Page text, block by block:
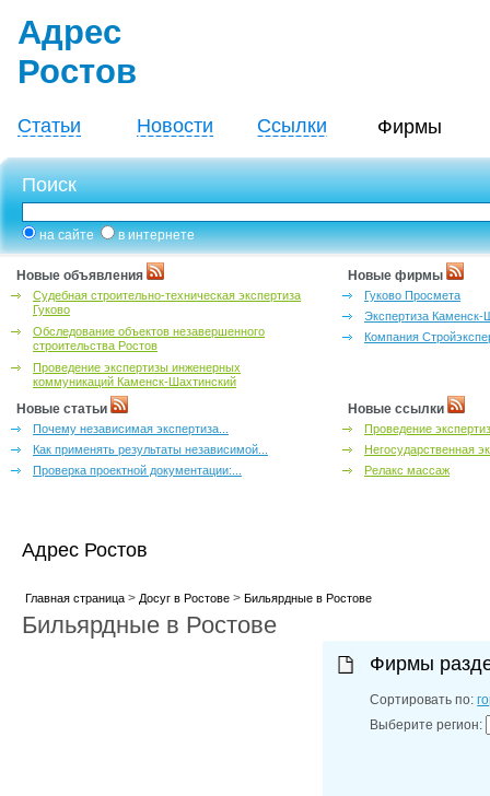
Адрес
Ростов
Статьи Новости Ссылки Фирмы
Поиск
на сайте в интернете
Новые объявления
Судебная строительно-техническая экспертиза
Гуково
Обследование объектов незавершенного
строительства Ростов
Проведение экспертизы инженерных
коммуникаций Каменск-Шахтинский
Новые фирмы
Гуково Просмета
Экспертиза Каменск-
Компания
Новые статьи
Почему независимая экспертиза...
Как применять результаты независимой...
Проверка проектной документации:...
Новые ссылки
Проведение
Негосударственная
Релакс массаж
Адрес Ростов
Главная страница> Досуг в Ростове> Бильярдные в Ростове
Бильярдные в Ростове
Фирмы
Сортировать по:
Выберите регион: